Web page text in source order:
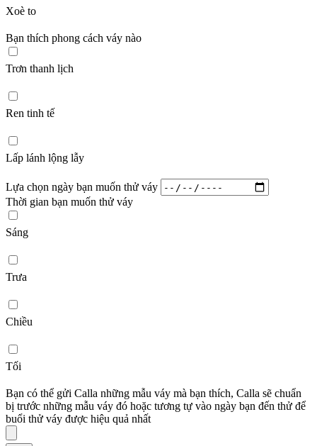
Xoè to
Bạn thích phong cách váy nào
Trơn thanh lịch
Ren tinh tế
Lấp lánh lộng lẫy
Lựa chọn ngày bạn muốn thử váy
Thời gian bạn muốn thử váy
Sáng
Trưa
Chiều
Tối
Bạn có thể gửi Calla những mẫu váy mà bạn thích, Calla sẽ chuẩn
bị trước những mẫu váy đó hoặc tương tự vào ngày bạn đến thử để
buổi thử váy được hiệu quả nhất